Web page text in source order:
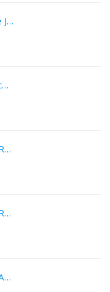
Caisse d'Epargne Cancale 14 Rue Jean Marie Savatte
Caisse d'Epargne Pontorson Place de La Mairie
Caisse d'Epargne Saint-Malo 33 Rue Ville Pépin
Caisse d'Epargne Saint-Malo 21 Rue Gustave Flaubert
Caisse d'Epargne Saint-Malo 16 Avenue Jean Jaurès